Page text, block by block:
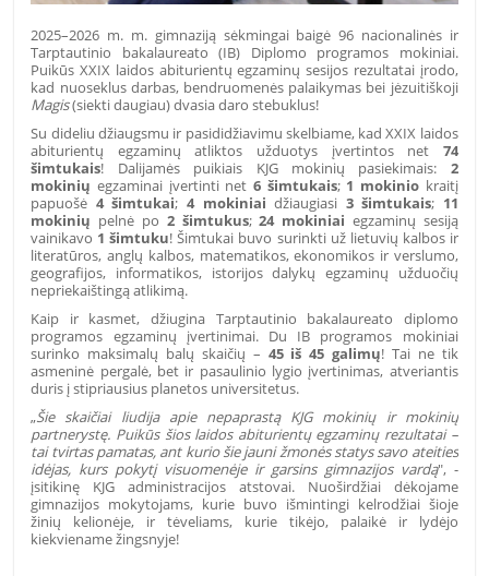
2025–2026 m. m. gimnaziją sėkmingai baigė 96 nacionalinės ir
Tarptautinio bakalaureato (IB) Diplomo programos mokiniai.
Puikūs XXIX laidos abiturientų egzaminų sesijos rezultatai įrodo,
kad nuoseklus darbas, bendruomenės palaikymas bei jėzuitiškoji
Magis(siekti daugiau) dvasia daro stebuklus!
Su dideliu džiaugsmu ir pasididžiavimu skelbiame, kad XXIX laidos
abiturientų egzaminų atliktos užduotys įvertintos net 74
šimtukais! Dalijamės puikiais KJG mokinių pasiekimais: 2
mokinių egzaminai įvertinti net 6 šimtukais; 1 mokinio kraitį
papuošė 4 šimtukai; 4 mokiniai džiaugiasi 3 šimtukais; 11
mokinių pelnė po 2 šimtukus;24 mokiniai egzaminų sesiją
vainikavo 1 šimtuku! Šimtukai buvo surinkti už lietuvių kalbos ir
literatūros, anglų kalbos, matematikos, ekonomikos ir verslumo,
geografijos, informatikos, istorijos dalykų egzaminų užduočių
nepriekaištingą atlikimą.
Kaip ir kasmet, džiugina Tarptautinio bakalaureato diplomo
programos egzaminų įvertinimai. Du IB programos mokiniai
surinko maksimalų balų skaičių – 45 iš 45 galimų! Tai ne tik
asmeninė pergalė, bet ir pasaulinio lygio įvertinimas, atveriantis
duris į stipriausius planetos universitetus.
„Šie skaičiai liudija apie nepaprastą KJG mokinių ir mokinių
partnerystę. Puikūs šios laidos abiturientų egzaminų rezultatai –
tai tvirtas pamatas, ant kurio šie jauni žmonės statys savo ateities
idėjas, kurs pokytį visuomenėje ir garsins gimnazijos vardą", -
įsitikinę KJG administracijos atstovai.Nuoširdžiai dėkojame
gimnazijos mokytojams, kurie buvo išmintingi kelrodžiai šioje
žinių kelionėje, ir tėveliams, kurie tikėjo, palaikė ir lydėjo
kiekviename žingsnyje!